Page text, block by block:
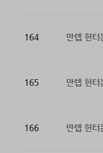
164 만렙 헌터
165 만렙 헌터
166 만렙 헌터